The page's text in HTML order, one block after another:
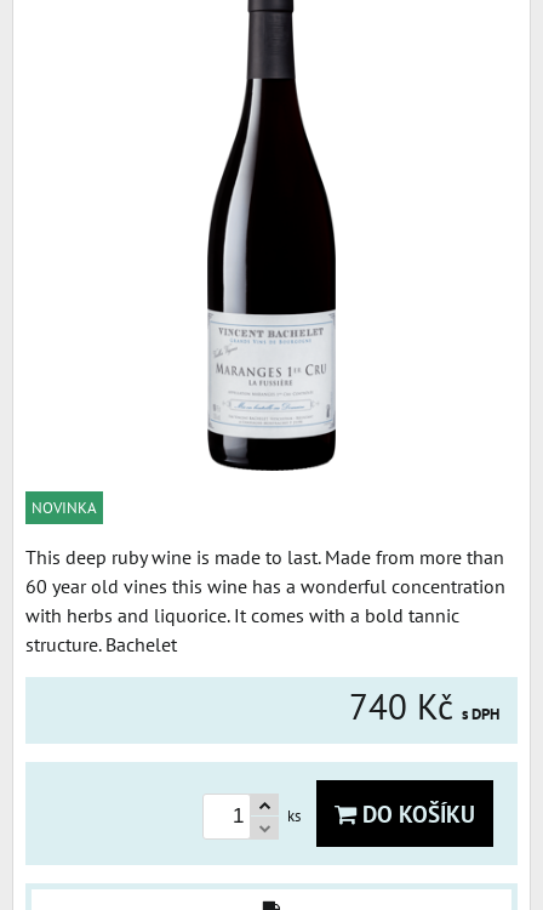
NOVINKA
This deep ruby wine is made to last. Made from more than
60 year old vines this wine has a wonderful concentration
with herbs and liquorice. It comes with a bold tannic
structure. Bachelet
740 Kč s DPH
ks DO KOŠÍKU